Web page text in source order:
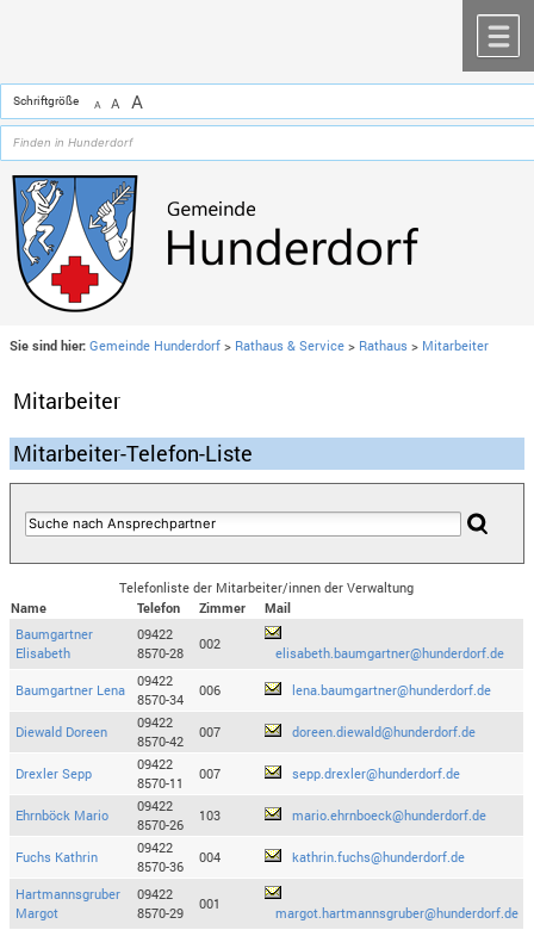
Schriftgröße A A A
Sie sind hier: Gemeinde Hunderdorf > Rathaus & Service > Rathaus > Mitarbeiter
Mitarbeiter
Mitarbeiter-Telefon-Liste
Telefonliste der Mitarbeiter/innen der Verwaltung
Name
Telefon Zimmer
Mail
Baumgartner
Elisabeth
09422
8570-28
002
elisabeth.baumgartner@hunderdorf.de
Baumgartner Lena
09422
8570-34
006 lena.baumgartner@hunderdorf.de
Diewald Doreen
09422
8570-42
007 doreen.diewald@hunderdorf.de
Drexler Sepp
09422
8570-11
007 sepp.drexler@hunderdorf.de
Ehrnböck Mario
09422
8570-26
103 mario.ehrnboeck@hunderdorf.de
Fuchs Kathrin
09422
8570-36
004 kathrin.fuchs@hunderdorf.de
Hartmannsgruber
Margot
09422
8570-29
001
margot.hartmannsgruber@hunderdorf.de